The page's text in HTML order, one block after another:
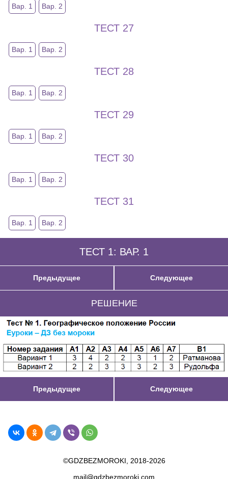
Вар. 1 Вар. 2
ТЕСТ 27
Вар. 1 Вар. 2
ТЕСТ 28
Вар. 1 Вар. 2
ТЕСТ 29
Вар. 1 Вар. 2
ТЕСТ 30
Вар. 1 Вар. 2
ТЕСТ 31
Вар. 1 Вар. 2
ТЕСТ 1: ВАР. 1
Предыдущее Следующее
РЕШЕНИЕ
Предыдущее Следующее
©GDZBEZMOROKI, 2018-2026
mail@gdzbezmoroki.com